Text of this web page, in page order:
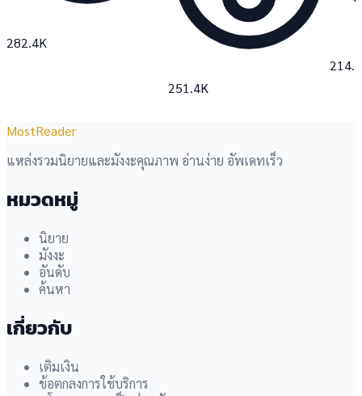
282.4K
251.4K
MostReader
แหล่งรวมนิยายและมังงะคุณภาพ อ่านง่าย อัพเดทเร็ว
หมวดหมู่
นิยาย
มังงะ
อันดับ
ค้นหา
เกี่ยวกับ
เติมเงิน
ข้อตกลงการใช้บริการ